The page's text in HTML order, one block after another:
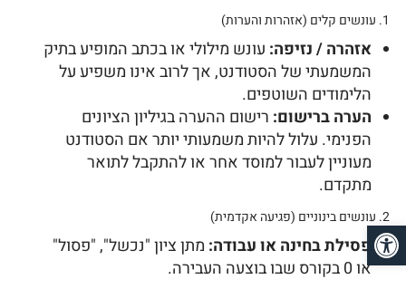
1. עונשים קלים (אזהרות והערות)
אזהרה / נזיפה: עונש מילולי או בכתב המופיע בתיק
המשמעתי של הסטודנט, אך לרוב אינו משפיע על
הלימודים השוטפים.
הערה ברישום: רישום ההערה בגיליון הציונים
הפנימי. עלול להיות משמעותי יותר אם הסטודנט
מעוניין לעבור למוסד אחר או להתקבל לתואר
מתקדם.
2. עונשים בינוניים (פגיעה אקדמית)
פסילת בחינה או עבודה: מתן ציון "נכשל", "פסול"
או 0 בקורס שבו בוצעה העבירה.
פתח סרגל נגישות